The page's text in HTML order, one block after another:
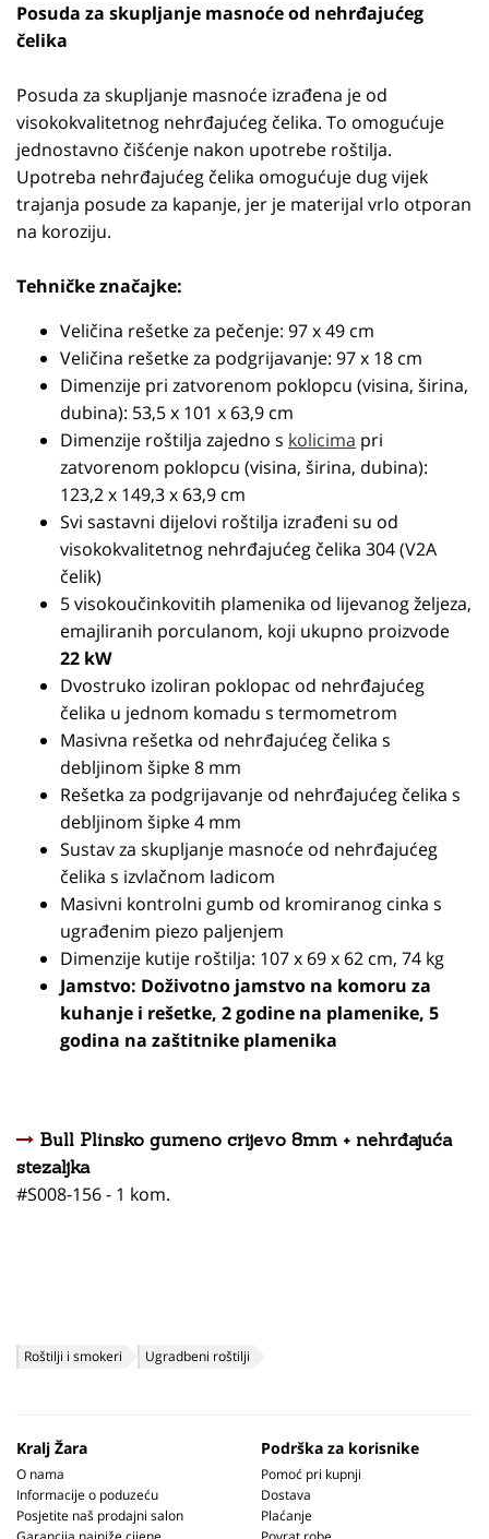
Posuda za skupljanje masnoće od nehrđajućeg
čelika
Posuda za skupljanje masnoće izrađena je od
visokokvalitetnog nehrđajućeg čelika. To omogućuje
jednostavno čišćenje nakon upotrebe roštilja.
Upotreba nehrđajućeg čelika omogućuje dug vijek
trajanja posude za kapanje, jer je materijal vrlo otporan
na koroziju.
Tehničke značajke:
Veličina rešetke za pečenje: 97 x 49 cm
Veličina rešetke za podgrijavanje: 97 x 18 cm
Dimenzije pri zatvorenom poklopcu (visina, širina,
dubina): 53,5 x 101 x 63,9 cm
Dimenzije roštilja zajedno s kolicima pri
zatvorenom poklopcu (visina, širina, dubina):
123,2 x 149,3 x 63,9 cm
Svi sastavni dijelovi roštilja izrađeni su od
visokokvalitetnog nehrđajućeg čelika 304 (V2A
čelik)
5 visokoučinkovitih plamenika od lijevanog željeza,
emajliranih porculanom, koji ukupno proizvode
22 kW
Dvostruko izoliran poklopac od nehrđajućeg
čelika u jednom komadu s termometrom
Masivna rešetka od nehrđajućeg čelika s
debljinom šipke 8 mm
Rešetka za podgrijavanje od nehrđajućeg čelika s
debljinom šipke 4 mm
Sustav za skupljanje masnoće od nehrđajućeg
čelika s izvlačnom ladicom
Masivni kontrolni gumb od kromiranog cinka s
ugrađenim piezo paljenjem
Dimenzije kutije roštilja: 107 x 69 x 62 cm, 74 kg
Jamstvo: Doživotno jamstvo na komoru za
kuhanje i rešetke, 2 godine na plamenike, 5
godina na zaštitnike plamenika
Bull Plinsko gumeno crijevo 8mm + nehrđajuća
stezaljka
#S008-156 - 1 kom.
Roštilji i smokeri Ugradbeni roštilji
Kralj Žara
O nama
Informacije o poduzeću
Posjetite naš prodajni salon
Podrška za korisnike
Pomoć pri kupnji
Dostava
Plaćanje